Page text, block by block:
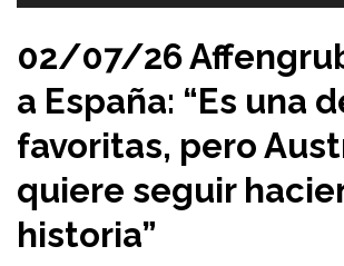
02/07/26
a España: “Es una
favoritas, pero
quiere seguir
historia”